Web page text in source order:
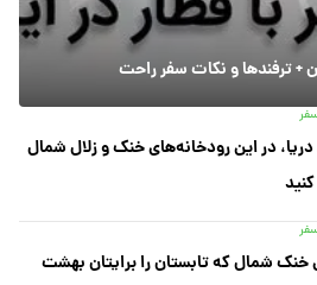
+ ترفندها و نکات سفر راحت
در این رودخانه‌های خنک و زلال شمال
خنک شمال که تابستان را برایتان بهشت